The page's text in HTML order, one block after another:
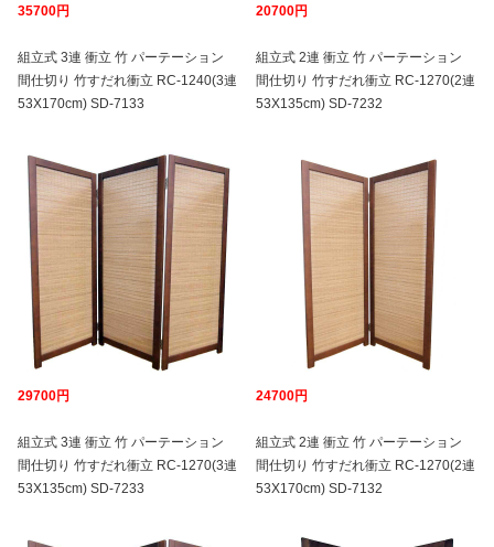
35700円
組立式 3連 衝立 竹 パーテーション
間仕切り 竹すだれ衝立 RC-1240(3連
53X170cm) SD-7133
20700円
組立式 2連 衝立 竹 パーテーション
間仕切り 竹すだれ衝立 RC-1270(2連
53X135cm) SD-7232
29700円
組立式 3連 衝立 竹 パーテーション
間仕切り 竹すだれ衝立 RC-1270(3連
53X135cm) SD-7233
24700円
組立式 2連 衝立 竹 パーテーション
間仕切り 竹すだれ衝立 RC-1270(2連
53X170cm) SD-7132